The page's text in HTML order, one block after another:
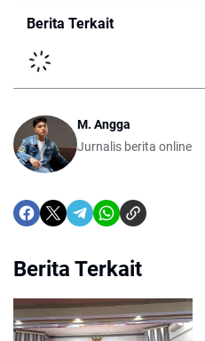
Berita Terkait
M. Angga
Jurnalis berita online
Berita Terkait